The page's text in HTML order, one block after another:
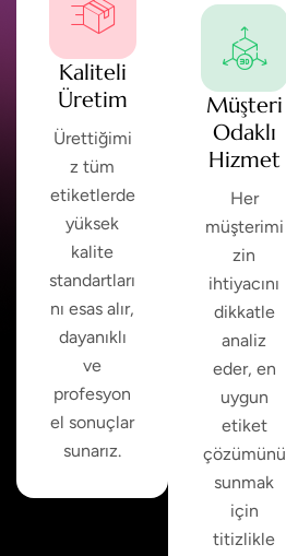
Kaliteli
Üretim
Ürettiğimi
z tüm
etiketlerde
yüksek
kalite
standartları
nı esas alır,
dayanıklı
ve
profesyon
el sonuçlar
sunarız.
Müşteri
Odaklı
Hizmet
Her
müşterimi
zin
ihtiyacını
dikkatle
analiz
eder, en
uygun
etiket
çözümünü
sunmak
için
titizlikle